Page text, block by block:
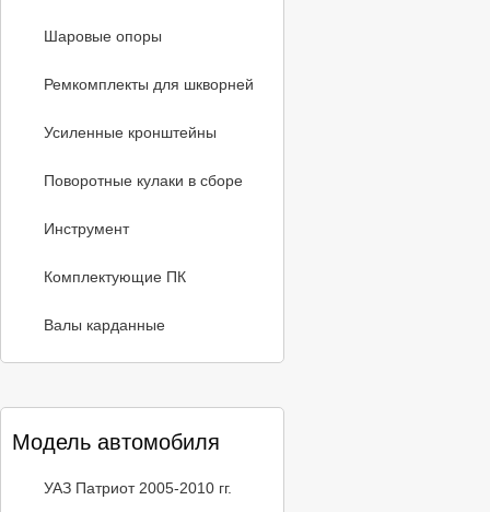
Шаровые опоры
Ремкомплекты для шкворней
Усиленные кронштейны
Поворотные кулаки в сборе
Инструмент
Комплектующие ПК
Валы карданные
Модель автомобиля
УАЗ Патриот 2005-2010 гг.